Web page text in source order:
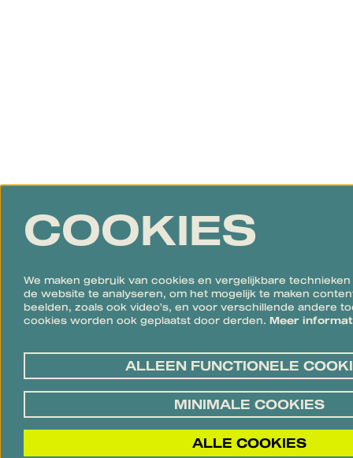
COOKIES
We maken gebruik van cookies en vergelijkbare
de website te analyseren, om het mogelijk te maken
beelden, zoals ook video’s, en voor verschillende andere
cookies worden ook geplaatst door derden. Meer
ALLEEN FUNCTIONELE
MINIMALE COOKIES
ALLE COOKIES